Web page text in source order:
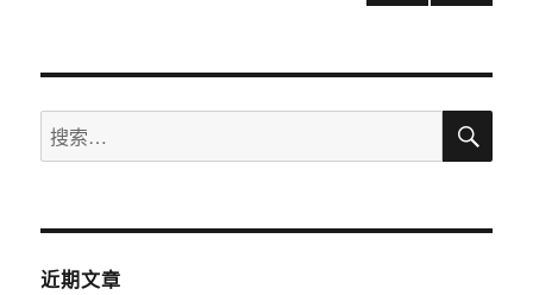
导
航
搜
索：
搜
近期文章